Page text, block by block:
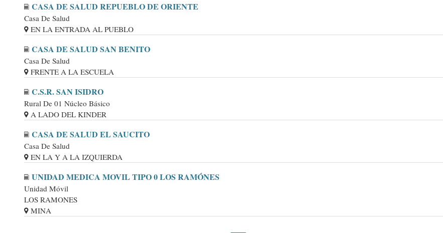
CASA DE SALUD REPUEBLO DE ORIENTE
Casa De Salud
EN LA ENTRADA AL PUEBLO
CASA DE SALUD SAN BENITO
Casa De Salud
FRENTE A LA ESCUELA
C.S.R. SAN ISIDRO
Rural De 01 Núcleo Básico
A LADO DEL KINDER
CASA DE SALUD EL SAUCITO
Casa De Salud
EN LA Y A LA IZQUIERDA
UNIDAD MEDICA MOVIL TIPO 0 LOS RAMÓNES
Unidad Móvil
LOS RAMONES
MINA